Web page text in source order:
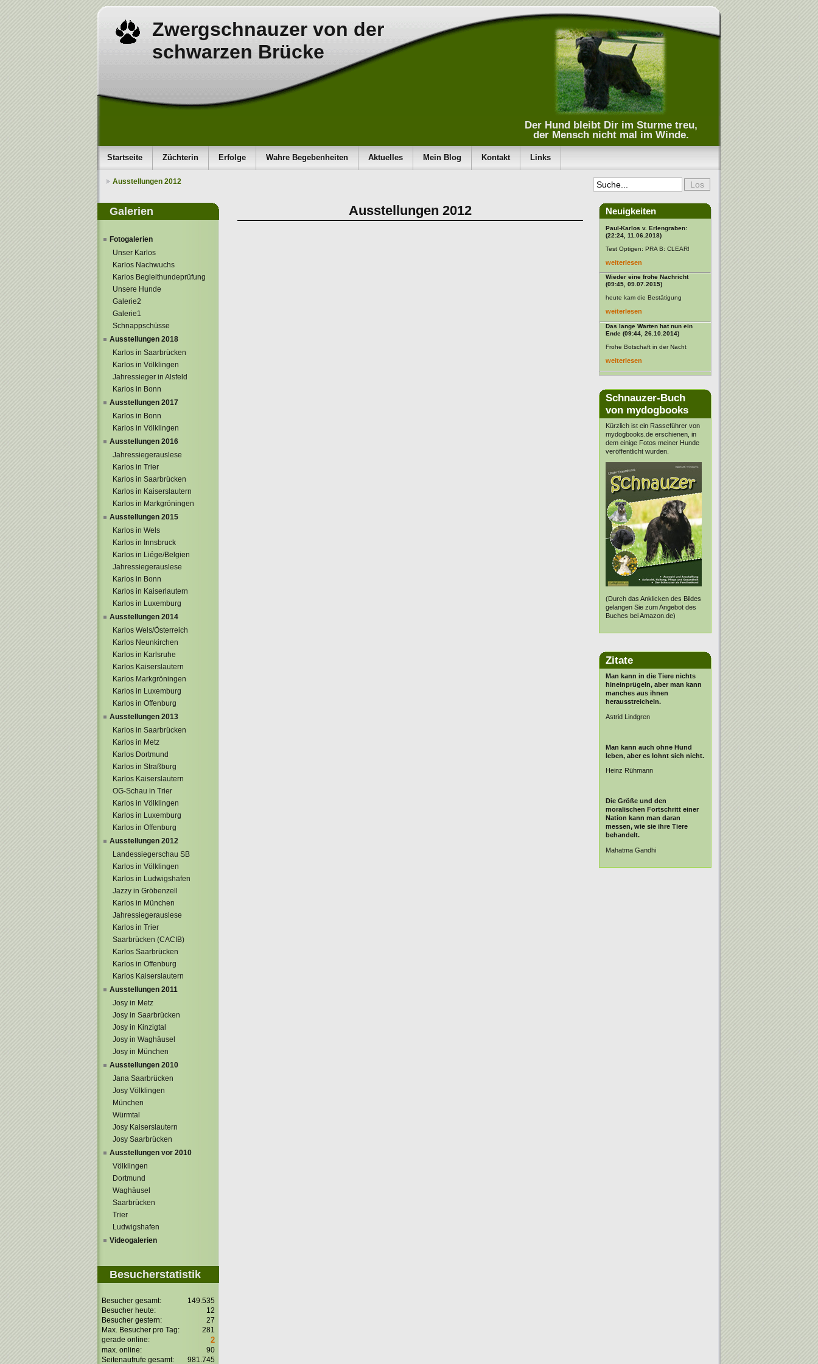
Zwergschnauzer von der
schwarzen Brücke
Der Hund bleibt Dir im Sturme treu,
der Mensch nicht mal im Winde.
Startseite Züchterin Erfolge Wahre Begebenheiten Aktuelles Mein Blog Kontakt Links
Ausstellungen 2012
Galerien
Fotogalerien
Unser Karlos
Karlos Nachwuchs
Karlos Begleithundeprüfung
Unsere Hunde
Galerie2
Galerie1
Schnappschüsse
Ausstellungen 2018
Karlos in Saarbrücken
Karlos in Völklingen
Jahressieger in Alsfeld
Karlos in Bonn
Ausstellungen 2017
Karlos in Bonn
Karlos in Völklingen
Ausstellungen 2016
Jahressiegerauslese
Karlos in Trier
Karlos in Saarbrücken
Karlos in Kaiserslautern
Karlos in Markgröningen
Ausstellungen 2015
Karlos in Wels
Karlos in Innsbruck
Karlos in Liége/Belgien
Jahressiegerauslese
Karlos in Bonn
Karlos in Kaiserlautern
Karlos in Luxemburg
Ausstellungen 2014
Karlos Wels/Österreich
Karlos Neunkirchen
Karlos in Karlsruhe
Karlos Kaiserslautern
Karlos Markgröningen
Karlos in Luxemburg
Karlos in Offenburg
Ausstellungen 2013
Karlos in Saarbrücken
Karlos in Metz
Karlos Dortmund
Karlos in Straßburg
Karlos Kaiserslautern
OG-Schau in Trier
Karlos in Völklingen
Karlos in Luxemburg
Karlos in Offenburg
Ausstellungen 2012
Landessiegerschau SB
Karlos in Völklingen
Karlos in Ludwigshafen
Jazzy in Gröbenzell
Karlos in München
Jahressiegerauslese
Karlos in Trier
Saarbrücken (CACIB)
Karlos Saarbrücken
Karlos in Offenburg
Karlos Kaiserslautern
Ausstellungen 2011
Josy in Metz
Josy in Saarbrücken
Josy in Kinzigtal
Josy in Waghäusel
Josy in München
Ausstellungen 2010
Jana Saarbrücken
Josy Völklingen
München
Würmtal
Josy Kaiserslautern
Josy Saarbrücken
Ausstellungen vor 2010
Völklingen
Dortmund
Waghäusel
Saarbrücken
Trier
Ludwigshafen
Videogalerien
Besucherstatistik
Besucher gesamt:
149.535
Besucher heute:
12
Besucher gestern:
27
Max. Besucher pro Tag:
281
gerade online:
2
max. online:
90
Seitenaufrufe gesamt:
981.745
Ausstellungen 2012 Neuigkeiten
Paul-Karlos v. Erlengraben:
(22:24, 11.06.2018)
Test Optigen: PRA B: CLEAR!
weiterlesen
Wieder eine frohe Nachricht
(09:45, 09.07.2015)
heute kam die Bestätigung
weiterlesen
Das lange Warten hat nun ein
Ende (09:44, 26.10.2014)
Frohe Botschaft in der Nacht
weiterlesen
Schnauzer-Buch
von mydogbooks
Kürzlich ist ein Rasseführer von
mydogbooks.de erschienen, in
dem einige Fotos meiner Hunde
veröffentlicht wurden.
(Durch das Anklicken des Bildes
gelangen Sie zum Angebot des
Buches bei Amazon.de)
Zitate
Man kann in die Tiere nichts
hineinprügeln, aber man kann
manches aus ihnen
herausstreicheln.
Astrid Lindgren
Man kann auch ohne Hund
leben, aber es lohnt sich nicht.
Heinz Rühmann
Die Größe und den
moralischen Fortschritt einer
Nation kann man daran
messen, wie sie ihre Tiere
behandelt.
Mahatma Gandhi